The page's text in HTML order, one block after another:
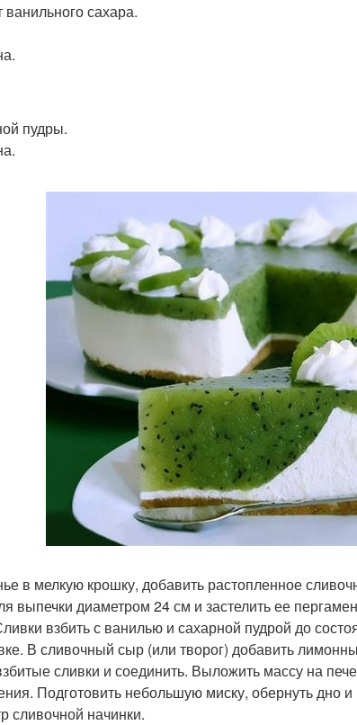
сахара.
пудры.
в мелкую крошку, добавить растопленное
выпечки диаметром 24 см и застелить ее
взбить с ванилью и сахарной пудрой до
В сливочный сыр (или творог) добавить
сливки и соединить. Выложить массу на
Подготовить небольшую миску, обернуть дно
сливочной начинки.